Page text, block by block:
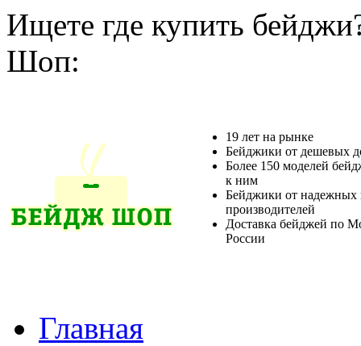
Ищете где купить
Шоп:
19 лет на рынке
Бейджики от дешевых
Более 150 моделей
к ним
Бейджики от надежных
производителей
Доставка бейджей по
России
Главная